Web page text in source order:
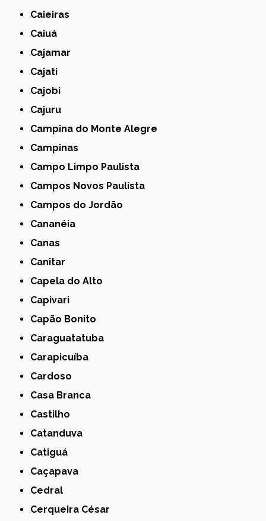
Caieiras
Caiuá
Cajamar
Cajati
Cajobi
Cajuru
Campina do Monte Alegre
Campinas
Campo Limpo Paulista
Campos Novos Paulista
Campos do Jordão
Cananéia
Canas
Canitar
Capela do Alto
Capivari
Capão Bonito
Caraguatatuba
Carapicuíba
Cardoso
Casa Branca
Castilho
Catanduva
Catiguá
Caçapava
Cedral
Cerqueira César